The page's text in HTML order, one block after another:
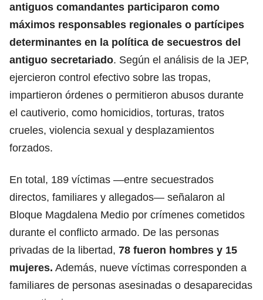
antiguos comandantes participaron como
máximos responsables regionales o partícipes
determinantes en la política de secuestros del
antiguo secretariado. Según el análisis de la JEP,
ejercieron control efectivo sobre las tropas,
impartieron órdenes o permitieron abusos durante
el cautiverio, como homicidios, torturas, tratos
crueles, violencia sexual y desplazamientos
forzados.
En total, 189 víctimas —entre secuestrados
directos, familiares y allegados— señalaron al
Bloque Magdalena Medio por crímenes cometidos
durante el conflicto armado. De las personas
privadas de la libertad, 78 fueron hombres y 15
mujeres. Además, nueve víctimas corresponden a
familiares de personas asesinadas o desaparecidas